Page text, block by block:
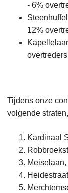
- 6%
12%
Tijdens onze
volgende
Kardinaal